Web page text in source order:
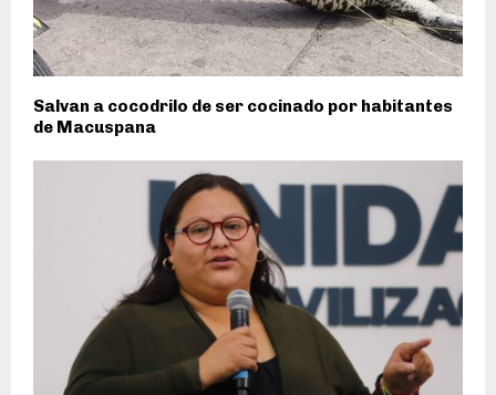
Salvan a cocodrilo de ser cocinado por habitantes
de Macuspana